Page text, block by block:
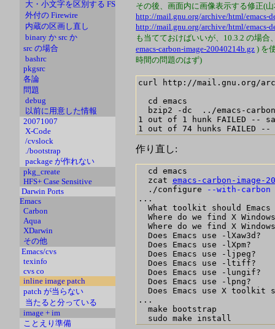
大・小文字を区別する FS
外付の Firewire
内蔵の区画し直し
binary か src か
src の場合
bashrc
pkgsrc
各論
問題
debug
以前に用意した情報
20071007
X-Code
/cvslock
./bootstrap
package が作れない
pkg_create
HFS+ Case Sensitive
Darwin Ports
Emacs
Carbon
Aqua
XDarwin
その他
Emacs/cvs
texinfo
cvs co
inline image patch
patch が当らない
当たると分っている
image + im
ことえり準備
その後、画面内に画像表示する修正(
http://mail.gnu.org/archive/html/emacs-
http://mail.gnu.org/archive/html/emacs-
も当てておけばいいが、10.3.2 の場合
emacs-carbon-image-20040214b.gz ) を
時間の問題のはず)
curl http://mail.gnu.org/
  cd emacs
bzip2 -dc  ../emacs-
1 out of 1 hunk FAILED
作り直し:
  cd emacs
  zcat
emacs-carbon-image-
  ./configure
--with-carbon
...
What toolkit should
Where do we find X
Where do we find X
Does Emacs use -lXaw3d?
Does Emacs use -lXpm?
Does Emacs use -ljpeg?
Does Emacs use -ltiff?
Does Emacs use -lungif?
Does Emacs use -lpng?
Does Emacs use X toolkit
...
  make bootstrap